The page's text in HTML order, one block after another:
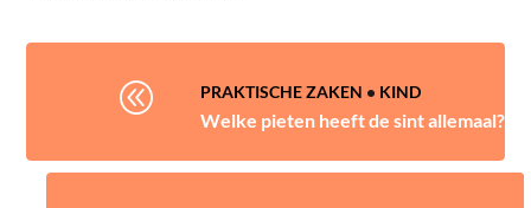
@ PRAKTISCHE ZAKEN • KIND
Welke pieten heeft de sint allemaal?